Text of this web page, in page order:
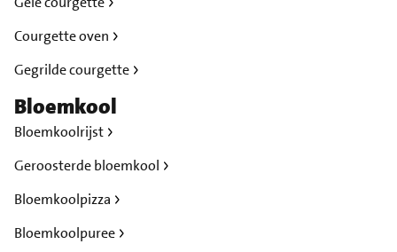
Courgette oven
Gegrilde courgette
Bloemkool
Bloemkoolrijst
Geroosterde bloemkool
Bloemkoolpizza
Bloemkoolpuree